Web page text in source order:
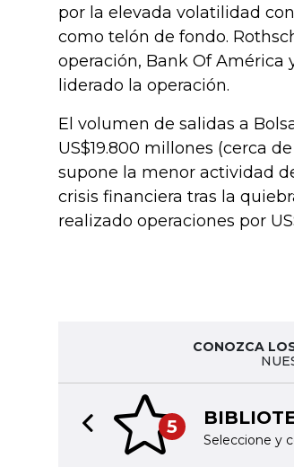
por la elevada volatilidad
como telón de fondo.
operación, Bank Of América
liderado la operación.
El volumen de salidas a
US$19.800 millones (cerca
supone la menor actividad
crisis financiera tras la
realizado operaciones por
CONOZCA
5
Seleccione y
Previous slide